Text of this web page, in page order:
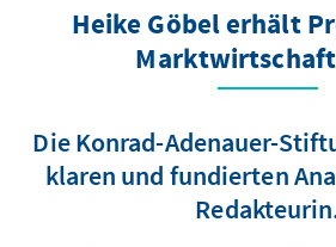
Heike Göbel erhält
Marktwirtschaft
Die Konrad-Adenauer-
klaren und fundierten